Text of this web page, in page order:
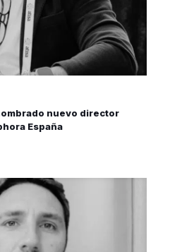
nuevo director
España